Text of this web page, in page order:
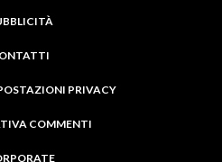
PRIVACY
COMMENTI